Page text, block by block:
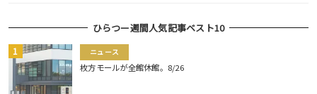
ひらつー週間人気記事ベスト10
ニュース
枚方モールが全館休館。8/26